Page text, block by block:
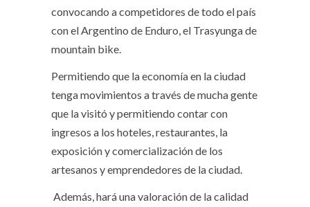
convocando a competidores de todo el país
con el Argentino de Enduro, el Trasyunga de
mountain bike.
Permitiendo que la economía en la ciudad
tenga movimientos a través de mucha gente
que la visitó y permitiendo contar con
ingresos a los hoteles, restaurantes, la
exposición y comercialización de los
artesanos y emprendedores de la ciudad.
Además, hará una valoración de la calidad